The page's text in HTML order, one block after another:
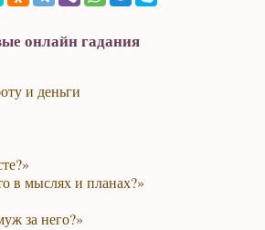
онлайн гадания
и деньги
в мыслях и планах?»
за него?»